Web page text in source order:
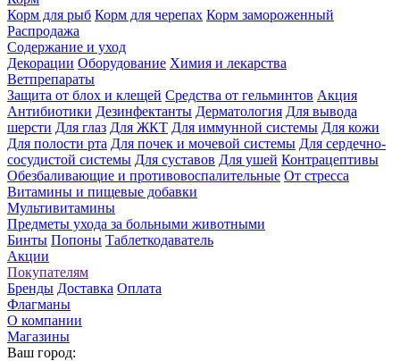
Корм для рыб Корм для черепах Корм замороженный
Распродажа
Содержание и уход
Декорации Оборудование Химия и лекарства
Ветпрепараты
Защита от блох и клещей Средства от гельминтов Акция
Антибиотики Дезинфектанты Дерматология Для вывода
шерсти Для глаз Для ЖКТ Для иммунной системы Для кожи
Для полости рта Для почек и мочевой системы Для сердечно-
сосудистой системы Для суставов Для ушей Контрацептивы
Обезбаливающие и противовоспалительные От стресса
Витамины и пищевые добавки
Мультивитамины
Предметы ухода за больными животными
Бинты Попоны Таблеткодаватель
Акции
Покупателям
Бренды Доставка Оплата
Флагманы
О компании
Магазины
Ваш город: